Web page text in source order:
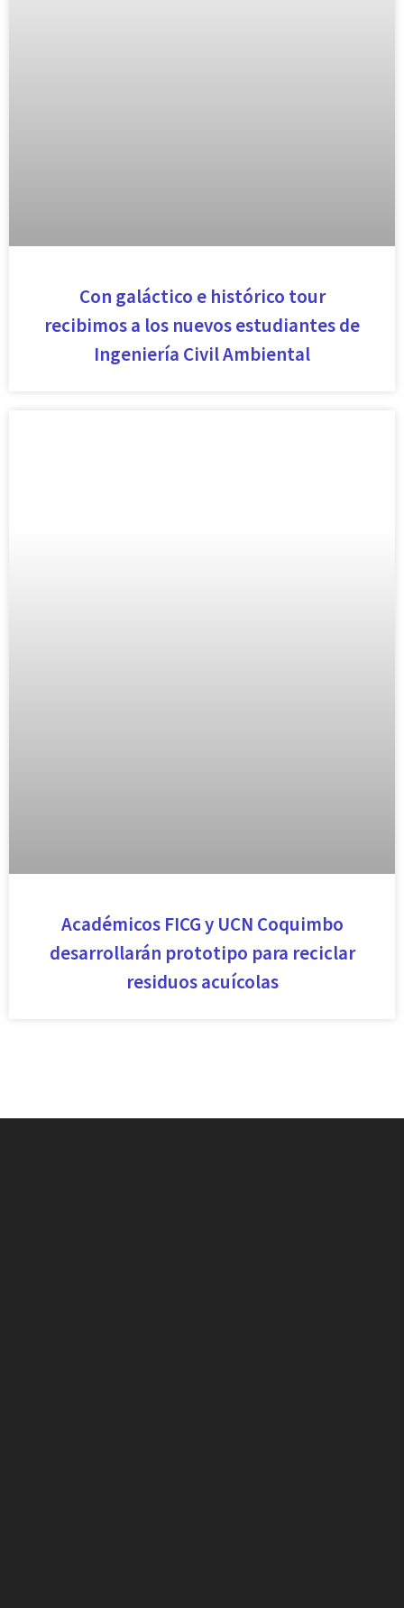
Con galáctico e histórico tour
recibimos a los nuevos estudiantes de
Ingeniería Civil Ambiental
Académicos FICG y UCN Coquimbo
desarrollarán prototipo para reciclar
residuos acuícolas